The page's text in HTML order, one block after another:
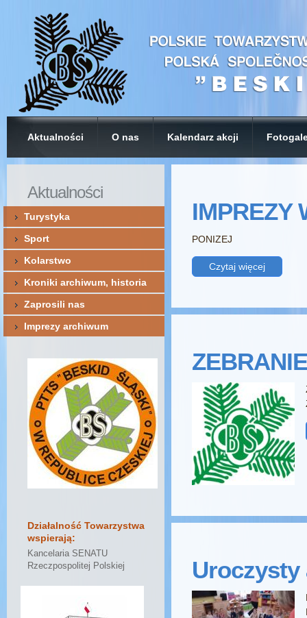
Aktualności O nas Kalendarz akcji
IMPREZY
PONIZEJ
Czytaj więcej
Uroczysty
Aktualności
Turystyka
Sport
Kolarstwo
Kroniki archiwum, historia
Zaprosili nas
Imprezy archiwum
Działalność Towarzystwa
wspierają:
Kancelaria SENATU
Rzeczpospolitej Polskiej